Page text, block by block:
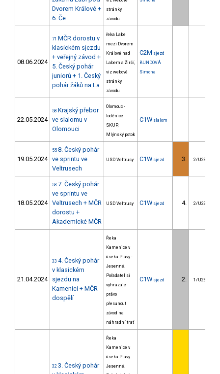
Dvorem Králové +
6. Če
stránky
závodu
08.06.2024
71 MČR dorostu v
klasickém sjezdu
+ veřejný závod +
5. Český pohár
juniorů + 1. Český
pohár žáků na La
řeka Labe
mezi Dvorem
Králové nad
Labem a Žirčí,
viz webové
stránky
závodu
C2M sjezd
BUNDOVÁ
Simona
22.05.2024
58 Krajský přebor
ve slalomu v
Olomouci
Olomouc -
loděnice
SKUP,
Mlýnský potok
C1W slalom
19.05.2024
55 8. Český pohár
ve sprintu ve
Veltrusech
USD Veltrusy C1W sjezd 3. 2/U23
18.05.2024
53 7. Český pohár
ve sprintu ve
Veltrusech + MČR
dorostu +
Akademické MČR
USD Veltrusy C1W sjezd 4. 2/U23
21.04.2024
33 4. Český pohár
v klasickém
sjezdu na
Kamenici + MČR
dospělí
Řeka
Kamenice v
úseku Plavy -
Jesenné.
Pořadatel si
vyhrazuje
právo
přesunout
závod na
náhradní trať
C1W sjezd 2. 1/U23
32 3. Český pohár
Řeka
Kamenice v
úseku Plavy -
Jesenné.